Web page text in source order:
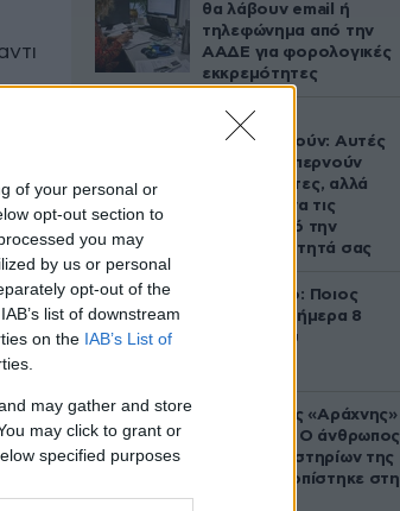
of your personal or
opt-out section to
you may
by us or personal
opt-out of the
list of downstream
on the IAB’s List of
may gather and store
may click to grant or
specified purposes
45,
θα λάβουν email ή
τηλεφώνημα από την
ΑΑΔΕ για φορολογικές
εκκρεμότητες
Ογκολόγοι
προειδοποιούν: Αυτές
οι τροφές, περνούν
απαρατήρητες, αλλά
καλό είναι να τις
βγάλετε από την
καθημερινότητά σας
Εορτολόγιο: Ποιος
γιορτάζει σήμερα 8
Αυγούστου
Στα ίχνη της «Αράχνης»
του Άσαντ: Ο άνθρωπος
των βασανιστηρίων της
Συρίας εντοπίστηκε στη